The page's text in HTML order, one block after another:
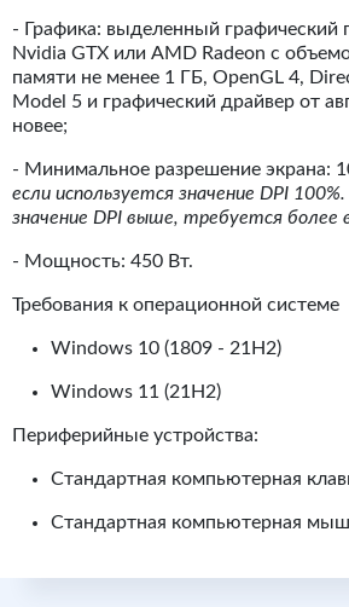
- Графика: выделенный графический
Nvidia GTX или AMD Radeon с
памяти не менее 1 ГБ, OpenGL 4,
Model 5 и графический драйвер от
новее;
- Минимальное разрешение экрана:
если используется значение DPI
значение DPI выше, требуется более
- Мощность: 450 Вт.
Требования к операционной системе
Windows 10 (1809 - 21H2)
Windows 11 (21H2)
Периферийные устройства:
Стандартная компьютерная
Стандартная компьютерная